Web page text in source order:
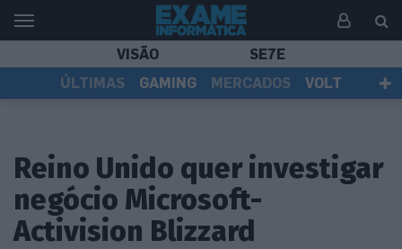
VISÃO
SE7E
ÚLTIMAS
GAMING MERCADOS
VOLT
Reino Unido quer investigar
negócio Microsoft-
Activision Blizzard